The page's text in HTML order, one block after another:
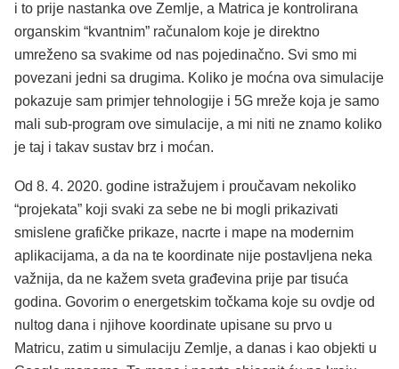
i to prije nastanka ove Zemlje, a Matrica je kontrolirana
organskim “kvantnim” računalom koje je direktno
umreženo sa svakime od nas pojedinačno. Svi smo mi
povezani jedni sa drugima. Koliko je moćna ova simulacije
pokazuje sam primjer tehnologije i 5G mreže koja je samo
mali sub-program ove simulacije, a mi niti ne znamo koliko
je taj i takav sustav brz i moćan.
Od 8. 4. 2020. godine istražujem i proučavam nekoliko
“projekata” koji svaki za sebe ne bi mogli prikazivati
smislene grafičke prikaze, nacrte i mape na modernim
aplikacijama, a da na te koordinate nije postavljena neka
važnija, da ne kažem sveta građevina prije par tisuća
godina. Govorim o energetskim točkama koje su ovdje od
nultog dana i njihove koordinate upisane su prvo u
Matricu, zatim u simulaciju Zemlje, a danas i kao objekti u